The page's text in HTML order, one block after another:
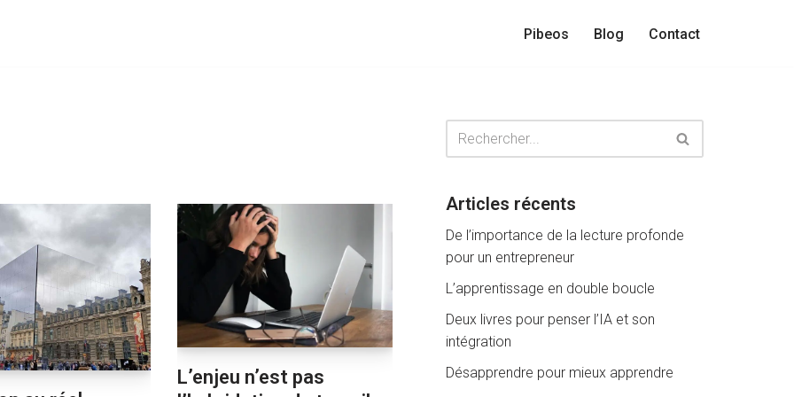
Pibeos Blog Contact
L’enjeu n’est pas
Articles récents
De l’importance de la lecture profonde
pour un entrepreneur
L’apprentissage en double boucle
Deux livres pour penser l’IA et son
intégration
Désapprendre pour mieux apprendre